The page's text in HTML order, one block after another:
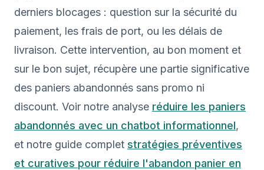
derniers blocages : question sur la sécurité du
paiement, les frais de port, ou les délais de
livraison. Cette intervention, au bon moment et
sur le bon sujet, récupère une partie significative
des paniers abandonnés sans promo ni
discount. Voir notre analyse réduire les paniers
abandonnés avec un chatbot informationnel,
et notre guide complet stratégies préventives
et curatives pour réduire l'abandon panier en